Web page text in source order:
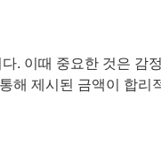
. 이때 중요한 것은 감
해 제시된 금액이 합리